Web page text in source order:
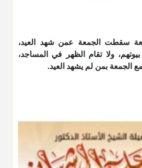
سقطت الجمعة عمن شهد العيد،
ولا تقام الظهر في المساجد،
الجمعة بمن لم يشهد العيد.